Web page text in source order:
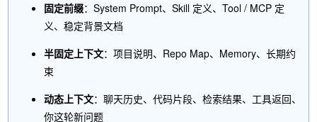
固定前缀：System Prompt、Skill 定义、Tool / MCP 定
义、稳定背景文档
半固定上下文：项目说明、Repo Map、Memory、长期约
束
动态上下文：聊天历史、代码片段、检索结果、工具返回、
你这轮新问题